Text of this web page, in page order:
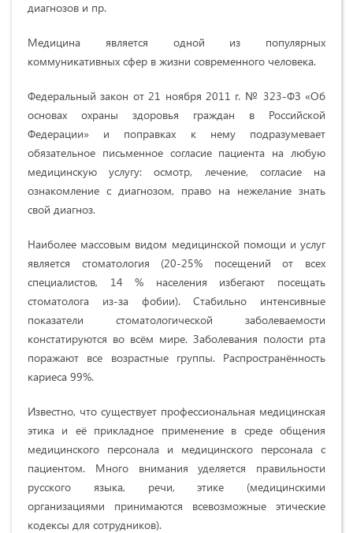
диагнозов и пр.
Медицина является одной из популярных
коммуникативных сфер в жизни современного человека.
Федеральный закон от 21 ноября 2011 г. № 323-ФЗ «Об
основах охраны здоровья граждан в Российской
Федерации» и поправках к нему подразумевает
обязательное письменное согласие пациента на любую
медицинскую услугу: осмотр, лечение, согласие на
ознакомление с диагнозом, право на нежелание знать
свой диагноз.
Наиболее массовым видом медицинской помощи и услуг
является стоматология (20-25% посещений от всех
специалистов, 14 % населения избегают посещать
стоматолога из-за фобии). Стабильно интенсивные
показатели стоматологической заболеваемости
констатируются во всём мире. Заболевания полости рта
поражают все возрастные группы. Распространённость
кариеса 99%.
Известно, что существует профессиональная медицинская
этика и её прикладное применение в среде общения
медицинского персонала и медицинского персонала с
пациентом. Много внимания уделяется правильности
русского языка, речи, этике (медицинскими
организациями принимаются всевозможные этические
кодексы для сотрудников).